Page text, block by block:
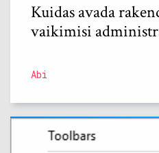
Kuidas avada
vaikimisi
Abi